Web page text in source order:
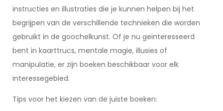
instructies en illustraties die je kunnen helpen bij het
begrijpen van de verschillende technieken die worden
gebruikt in de goochelkunst. Of je nu geïnteresseerd
bent in kaarttrucs, mentale magie, illusies of
manipulatie, er zijn boeken beschikbaar voor elk
interessegebied.
Tips voor het kiezen van de juiste boeken: